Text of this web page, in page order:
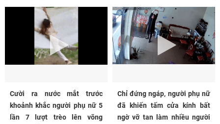
Cười ra nước mắt trước
khoảnh khắc người phụ nữ 5
lần 7 lượt trèo lên võng
Chỉ đứng ngáp, người phụ nữ
đã khiến tấm cửa kính bất
ngờ vỡ tan làm nhiều người